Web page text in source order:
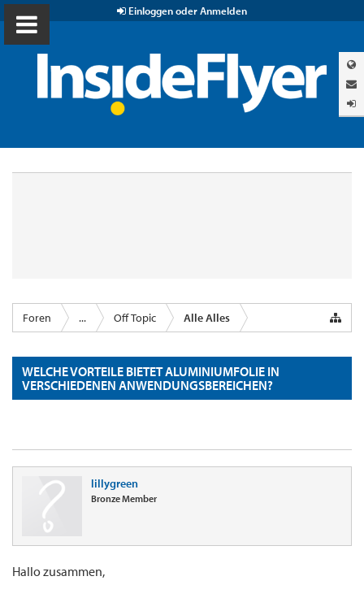
Einloggen oder Anmelden
Foren ... Off Topic Alle Alles
WELCHE VORTEILE BIETET ALUMINIUMFOLIE IN
VERSCHIEDENEN ANWENDUNGSBEREICHEN?
lillygreen
Bronze Member
Hallo zusammen,